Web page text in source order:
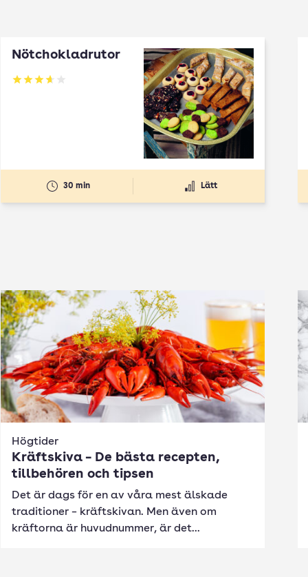
Nötchokladrutor
Betyg: 3.65 av 5
30 min Lätt
Högtider
Kräftskiva – De bästa recepten,
tillbehören och tipsen
Det är dags för en av våra mest älskade
traditioner – kräftskivan. Men även om
kräftorna är huvudnummer, är det...